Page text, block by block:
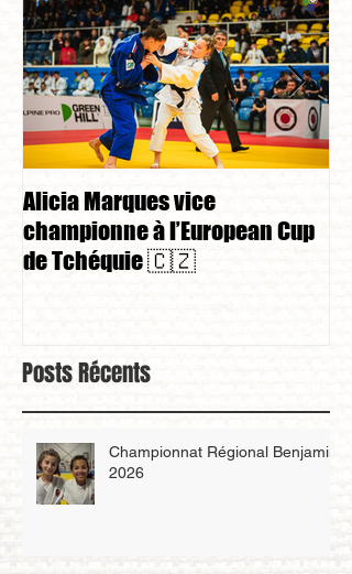
Alicia Marques vice
championne à l’European Cup
de Tchéquie 🇨🇿
Posts Récents
Championnat Régional Benjamin
2026